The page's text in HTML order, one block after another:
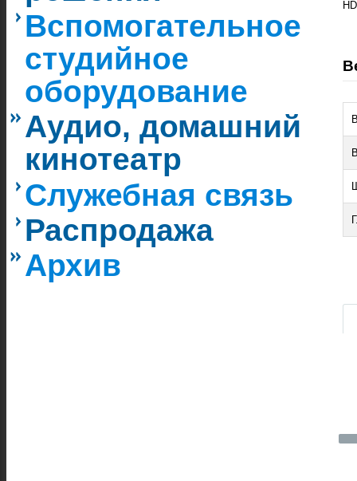
Вспомогательное
студийное
оборудование
Аудио, домашний
кинотеатр
Служебная связь
Распродажа
Архив